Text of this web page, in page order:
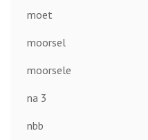
moet
moorsel
moorsele
na 3
nbb